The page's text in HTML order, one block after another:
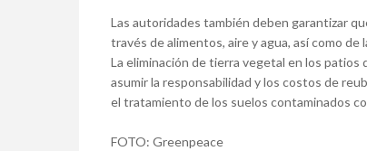
Las autoridades también deben garantizar
través de alimentos, aire y agua, así como de
La eliminación de tierra vegetal en los patios
asumir la responsabilidad y los costos de
el tratamiento de los suelos contaminados
FOTO: Greenpeace